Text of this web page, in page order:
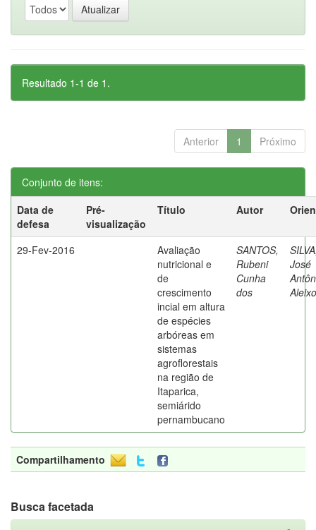
Resultado 1-1 de 1.
Anterior 1 Próximo
Conjunto de itens:
Data de
defesa
Pré-
visualização
Título Autor
29-Fev-2016
Avaliação
nutricional e
de
crescimento
incial em altura
de espécies
arbóreas em
sistemas
agroflorestais
na região de
Itaparica,
semiárido
pernambucano
SANTOS,
Rubeni
Cunha
dos
José
Compartilhamento
Busca facetada